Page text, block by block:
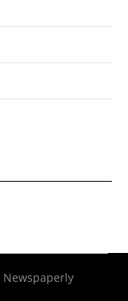
Newspaperly